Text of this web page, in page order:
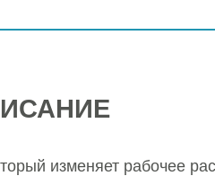
изменяет рабочее